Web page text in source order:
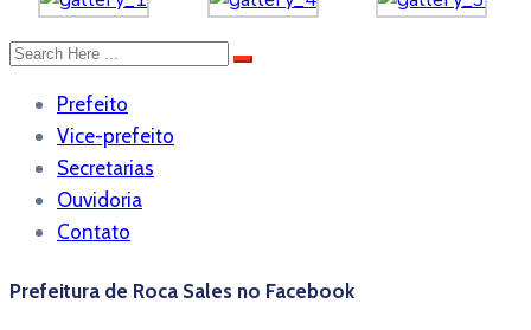
Prefeito
Vice-prefeito
Secretarias
Ouvidoria
Contato
Prefeitura de Roca Sales no Facebook